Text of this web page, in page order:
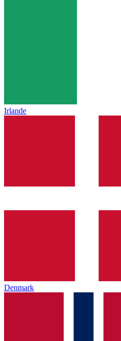
Irlande
Denmark